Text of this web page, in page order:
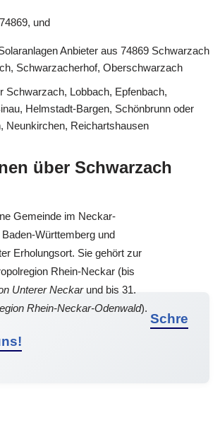
und
Anbieter aus 74869 Schwarzach
Schwarzacherhof, Oberschwarzach
Schwarzach, Lobbach, Epfenbach,
Helmstadt-Bargen, Schönbrunn oder
Neunkirchen, Reichartshausen
über Schwarzach
Gemeinde im Neckar-
Württemberg und
Erholungsort. Sie gehört zur
Rhein-Neckar (bis
Unterer Neckarund bis 31.
Rhein-Neckar-Odenwald).
Schre